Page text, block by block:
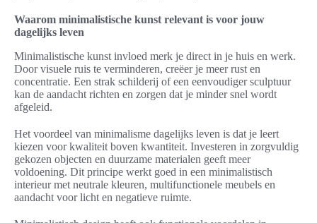
Waarom minimalistische kunst relevant is voor jouw
dagelijks leven
Minimalistische kunst invloed merk je direct in je huis en werk.
Door visuele ruis te verminderen, creëer je meer rust en
concentratie. Een strak schilderij of een eenvoudiger sculptuur
kan de aandacht richten en zorgen dat je minder snel wordt
afgeleid.
Het voordeel van minimalisme dagelijks leven is dat je leert
kiezen voor kwaliteit boven kwantiteit. Investeren in zorgvuldig
gekozen objecten en duurzame materialen geeft meer
voldoening. Dit principe werkt goed in een minimalistisch
interieur met neutrale kleuren, multifunctionele meubels en
aandacht voor licht en negatieve ruimte.